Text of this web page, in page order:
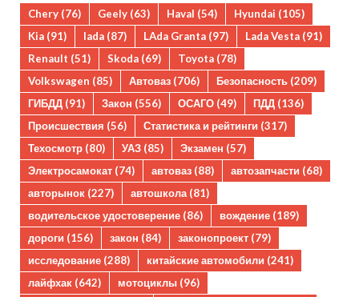
Chery (76) Geely (63) Haval (54) Hyundai (105)
Kia (91) lada (87) LAda Granta (97) Lada Vesta (91)
Renault (51) Skoda (69) Toyota (78)
Volkswagen (85) Автоваз (706) Безопасность (209)
ГИБДД (91) Закон (556) ОСАГО (49) ПДД (136)
Происшествия (56) Статистика и рейтинги (317)
Техосмотр (80) УАЗ (85) Экзамен (57)
Электросамокат (74) автоваз (88) автозапчасти (68)
авторынок (227) автошкола(81)
водительское удостоверение (86) вождение (189)
дороги (156) закон (84) законопроект (79)
исследование (288) китайские автомобили (241)
лайфхак (642) мотоциклы (96)